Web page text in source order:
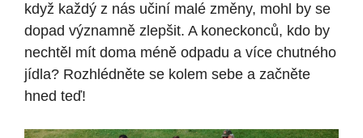
když každý z nás učiní malé změny, mohl by se
dopad významně zlepšit. A koneckonců, kdo by
nechtěl mít doma méně odpadu a více chutného
jídla? Rozhlédněte se kolem sebe a začněte
hned teď!